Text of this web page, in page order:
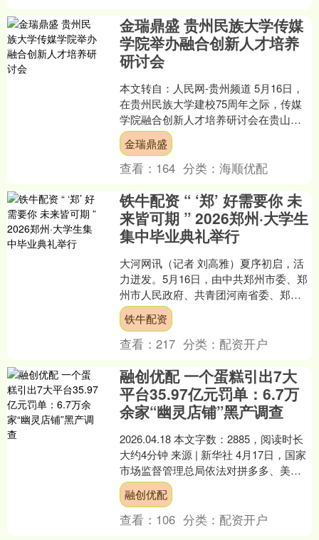
金瑞鼎盛 贵州民族大学传媒
学院举办融合创新人才培养
研讨会
本文转自：人民网-贵州频道 5月16日，
在贵州民族大学建校75周年之际，传媒
学院融合创新人才培养研讨会在贵山校
区闻达楼举行。校党委副书记杨楠出席
会议，学院荣休教....
金瑞鼎盛
查看： 164 分类：海顺优配
铁牛配资 “ ‘郑’ 好需要你 未
来皆可期 ” 2026郑州·大学生
集中毕业典礼举行
大河网讯（记者 刘高雅）夏序初启，活
力迸发。5月16日，由中共郑州市委、郑
州市人民政府、共青团河南省委、郑州
轻工业大学主办的“‘郑’好需要你 未来皆
可期”202....
铁牛配资
查看：217 分类： 配资开户
融创优配 一个蛋糕引出7大
平台35.97亿元罚单：6.7万
余家“幽灵店铺”黑产调查
2026.04.18 本文字数：2885，阅读时长
大约4分钟 来源 | 新华社 4月17日，国家
市场监督管理总局依法对拼多多、美
团、京东、饿了么（淘宝闪购）、抖....
融创优配
查看： 106 分类： 配资开户